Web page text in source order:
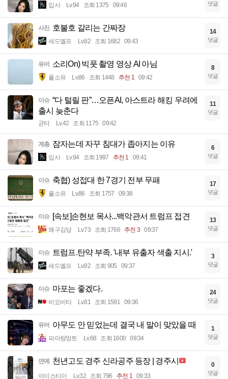
입사 Lv.94 조회 1375 09:46 댓글
사진 호불호 갈리는 간짜장
세드엘프 Lv.82 조회 1682 09:43
14
댓글
유머 소리On) 빅풋 촬영 영상 AI 아님
풀소유 Lv.86 조회 1448 추천 1 09:42
8
댓글
이슈 “다 털릴 판”…오픈AI, 아스트라 해킹 우려에
출시 늦춘다
균터 Lv.42 조회 1175 09:42
11
댓글
계층 잠자는데 자꾸 침대가 좁아지는 이유
입사 Lv.94 조회 1997 추천 1 09:41
6
댓글
이슈 축협) 성접대 한 7경기 전부 무패
풀소유 Lv.86 조회 1757 09:38
17
댓글
이슈 [속보]손현보 목사...백악관서 트럼프 접견
왜구김당 Lv.73 조회 1766 추천 3 09:37
13
댓글
이슈 트럼프.탄약 부족. '내부 유출자 색출 지시.'
세드엘프 Lv.82 조회 905 09:37
3
댓글
이슈 마포는 좋겠다.
비요비타 Lv.81 조회 1591 09:36
24
댓글
유머 아무도 안 믿었는데 결국 내 말이 맞았을 때
파아랑망토 Lv.68 조회 1600 09:34
1
댓글
연예 천년고도 경주 신라공주 등장 | 경주시
아이스티이 Lv.32 조회 796 추천 1 09:33
0
댓글